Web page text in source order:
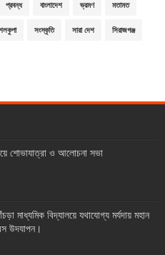
প্রবন্ধ বাংলাদেশ ভ্রমণ মতামত
সংস্কৃতি সারা দেশ সিরাজগঞ্জ
শোভাযাত্রা ও আলোচনা সভা
মাধ্যমিক বিদ্যালয়ে যথাযোগ্য মর্যদায় মহান
উদযাপন।